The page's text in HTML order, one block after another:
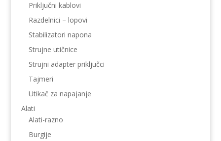
Priključni kablovi
Razdelnici – lopovi
Stabilizatori napona
Strujne utičnice
Strujni adapter priključci
Tajmeri
Utikač za napajanje
Alati
Alati-razno
Burgije